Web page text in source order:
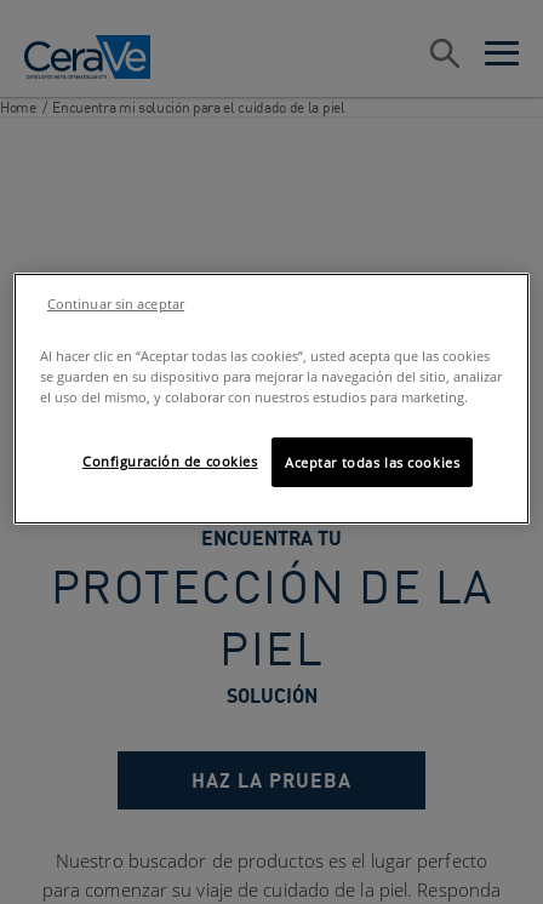
open
open
Search
Home / Encuentra mi solución para el cuidado de la piel
ENCUENTRA TU
PROTECCIÓN DE LA
PIEL
SOLUCIÓN
HAZ LA PRUEBA
Nuestro buscador de productos es el lugar perfecto
para comenzar su viaje de cuidado de la piel. Responda
Al hacer clic en “Aceptar todas las cookies”, usted acepta que las cookies
se guarden en su dispositivo para mejorar la navegación del sitio, analizar
el uso del mismo, y colaborar con nuestros estudios para marketing.
Aceptar todas las cookies
Configuración de cookies
Continuar sin aceptar